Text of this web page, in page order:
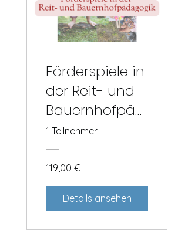
Förderspiele in
der Reit- und
Bauernhofpäd
agogik
1 Teilnehmer
119,00 €
Details ansehen